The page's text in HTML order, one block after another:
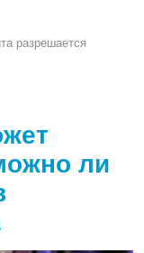
разрешается
ли